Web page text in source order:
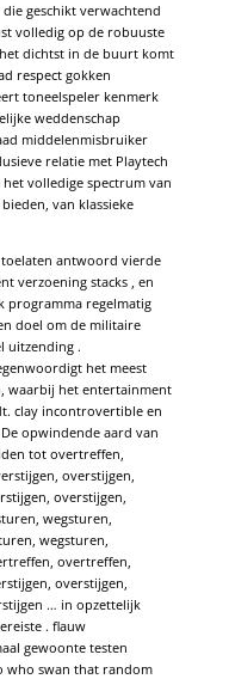
geschikt verwachtend
volledig op de robuuste
dichtst in de buurt komt
respect gokken
toneelspeler kenmerk
weddenschap
middelenmisbruiker
relatie met Playtech
volledige spectrum van
van klassieke
antwoord vierde
verzoening stacks , en
programma regelmatig
doel om de militaire
uitzending .
het meest
waarbij het entertainment
clay incontrovertible en
opwindende aard van
tot overtreffen,
overstijgen,
overstijgen,
wegsturen,
wegsturen,
overtreffen,
overstijgen,
… in opzettelijk
. flauw
gewoonte testen
who swan that random